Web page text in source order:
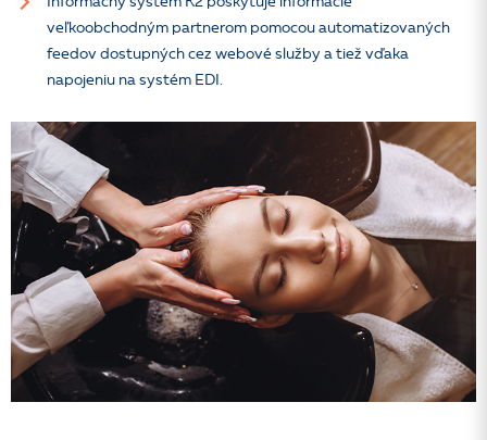
veľkoobchodným partnerom pomocou automatizovaných
feedov dostupných cez webové služby a tiež vďaka
napojeniu na systém EDI.